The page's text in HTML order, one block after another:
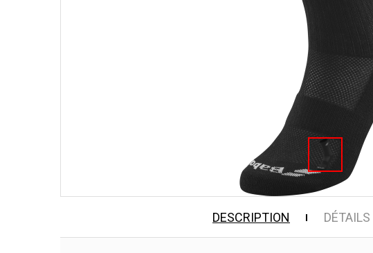
DESCRIPTION